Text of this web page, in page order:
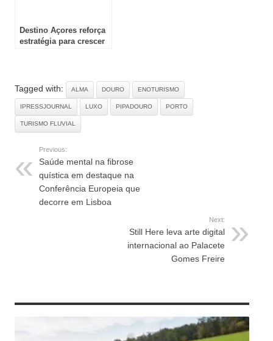
Destino Açores reforça
estratégia para crescer
Tagged with: ALMA DOURO ENOTURISMO
IPRESSJOURNAL LUXO PIPADOURO PORTO
TURISMO FLUVIAL
Previous:
Saúde mental na fibrose
quística em destaque na
Conferência Europeia que
decorre em Lisboa
Next:
Still Here leva arte digital
internacional ao Palacete
Gomes Freire